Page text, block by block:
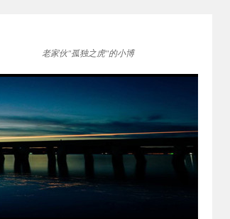
老家伙"孤独之虎"的小博